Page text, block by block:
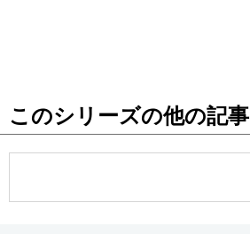
お知らせ
このシリーズの他の記事